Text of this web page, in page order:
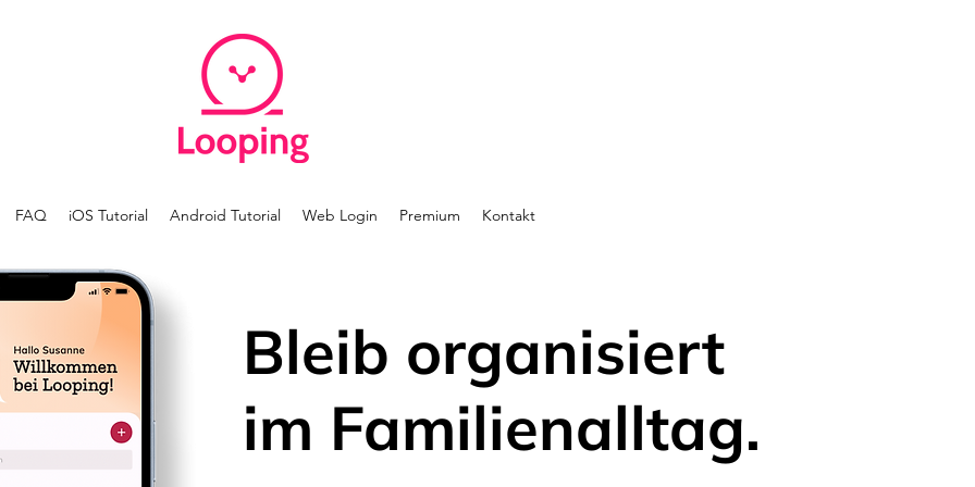
FAQ iOS Tutorial Android Tutorial Web Login Premium Kontakt
Bleib organisiert
im Familienalltag.